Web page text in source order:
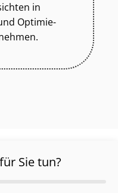
in
Op­ti­mie­
Sie tun?